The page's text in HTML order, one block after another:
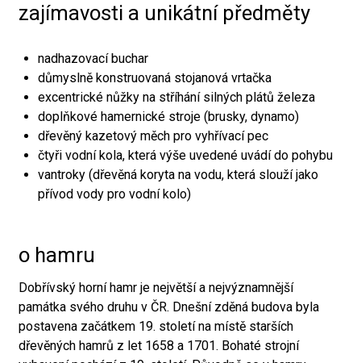
zajímavosti a unikátní předměty
nadhazovací buchar
důmyslně konstruovaná stojanová vrtačka
excentrické nůžky na stříhání silných plátů železa
doplňkové hamernické stroje (brusky, dynamo)
dřevěný kazetový měch pro vyhřívací pec
čtyři vodní kola, která výše uvedené uvádí do pohybu
vantroky (dřevěná koryta na vodu, která slouží jako
přívod vody pro vodní kolo)
o hamru
Dobřívský horní hamr je největší a nejvýznamnější
památka svého druhu v ČR. Dnešní zděná budova byla
postavena začátkem 19. století na místě starších
dřevěných hamrů z let 1658 a 1701. Bohaté strojní